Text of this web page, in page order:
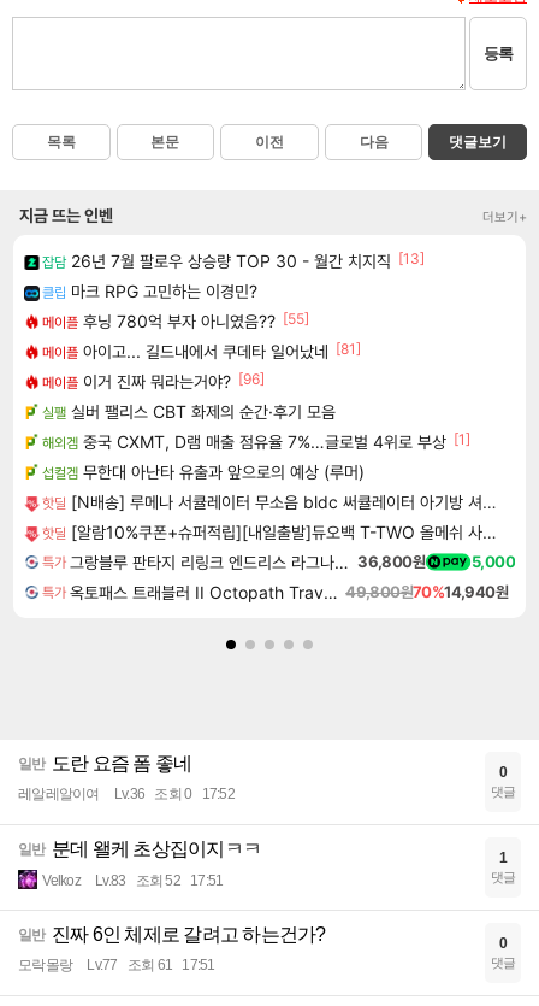
등록
목록 본문 이전 다음 댓글보기
지금 뜨는 인벤 더보기+
잡담 26년 7월 팔로우 상승량 TOP 30 - 월간 치지직 [13]
클립 마크 RPG 고민하는 이경민?
메이플 후닝 780억 부자 아니였음?? [55]
메이플 아이고... 길드내에서 쿠데타 일어났네 [81]
메이플 이거 진짜 뭐라는거야? [96]
실팰 실버 팰리스 CBT 화제의 순간·후기 모음
해외겜 중국 CXMT, D램 매출 점유율 7%…글로벌 4위로 부상 [1]
섭컬겜 무한대 아난타 유출과 앞으로의 예상 (루머)
핫딜 [N배송] 루메나 서큘레이터 무소음 bldc 써큘레이터 아기방 셔큘레이트 FAN GCD10
핫딜 [알람10%쿠폰+슈퍼적립][내일출발]듀오백 T-TWO 올메쉬 사무용 컴퓨터 책상 학생 공부 의자(좌판커버포함)
특가 그랑블루 판타지 리링크 엔드리스 라그나로크 업그레이드 킷 Granblue Fantasy Relink Endless Ragnarok Upgrade Kit DLC 36,800원 5,000
특가 옥토패스 트래블러 II Octopath Traveler II 49,800원70%14,940원
일반 도란 요즘 폼 좋네
레알레알이여 Lv.36 조회 0 17:52
0
댓글
일반 분데 왤케 초상집이지ㅋㅋ
Velkoz Lv.83 조회 52 17:51
1
댓글
일반 진짜 6인 체제로 갈려고 하는건가?
모락몰랑 Lv.77 조회 61 17:51
0
댓글